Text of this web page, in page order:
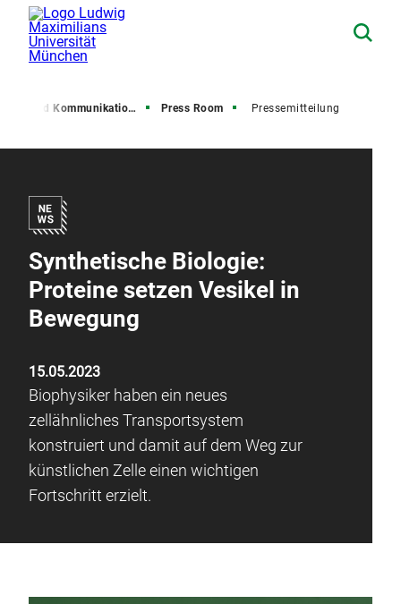
und Kommunikation (PuK) Press Room Pressemitteilung
Synthetische Biologie:
Proteine setzen Vesikel in
Bewegung
15.05.2023
Biophysiker haben ein neues
zellähnliches Transportsystem
konstruiert und damit auf dem Weg zur
künstlichen Zelle einen wichtigen
Fortschritt erzielt.